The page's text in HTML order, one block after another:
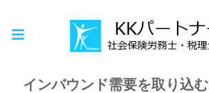
お知らせ
インバウンド需要を取り込